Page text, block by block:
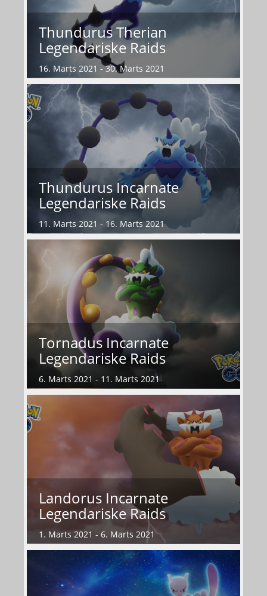
Thundurus Therian
Legendariske Raids
16. Marts 2021 - 30. Marts 2021
Thundurus Incarnate
Legendariske Raids
11. Marts 2021 - 16. Marts 2021
Tornadus Incarnate
Legendariske Raids
6. Marts 2021 - 11. Marts 2021
Landorus Incarnate
Legendariske Raids
1. Marts 2021 - 6. Marts 2021